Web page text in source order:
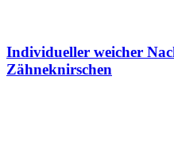
Individueller weicher
Zähneknirschen